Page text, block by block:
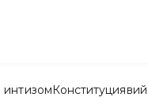
интизом